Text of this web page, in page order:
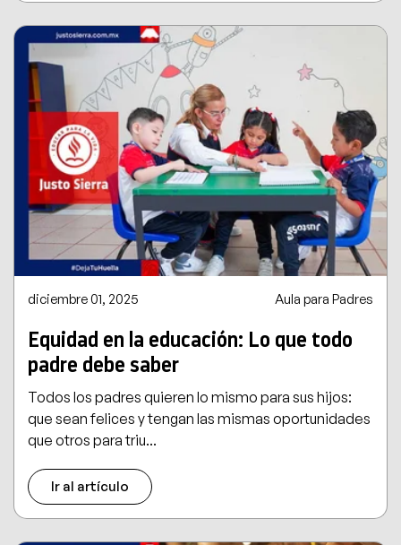
diciembre 01, 2025 Aula para Padres
Equidad en la educación: Lo que todo
padre debe saber
Todos los padres quieren lo mismo para sus hijos:
que sean felices y tengan las mismas oportunidades
que otros para triu...
Ir al artículo